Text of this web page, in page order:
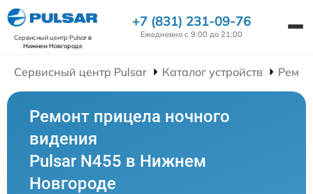
Сервисный центр Pulsarв
Нижнем Новгороде
+7 (831) 231-09-76
Ежедневно с 9:00 до 21:00
Сервисный центр Pulsar Каталог устройств
Ремонт прицела ночного
видения
Pulsar N455 в Нижнем
Новгороде